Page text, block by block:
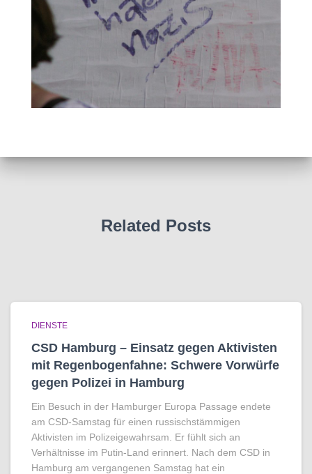
Related Posts
DIENSTE
CSD Hamburg – Einsatz gegen Aktivisten
mit Regenbogen­fahne: Schwere Vorwürfe
gegen Polizei in Hamburg
Ein Besuch in der Hamburger Europa Passage endete
am CSD-Samstag für einen russischstämmigen
Aktivisten im Polizeigewahrsam. Er fühlt sich an
Verhältnisse im Putin-Land erinnert. Nach dem CSD in
Hamburg am vergangenen Samstag hat ein